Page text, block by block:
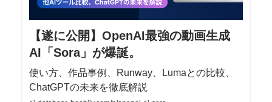
【遂に公開】OpenAI最強の動画生成
AI「Sora」が爆誕。
使い方、作品事例、Runway、Lumaとの比較、
ChatGPTの未来を徹底解説